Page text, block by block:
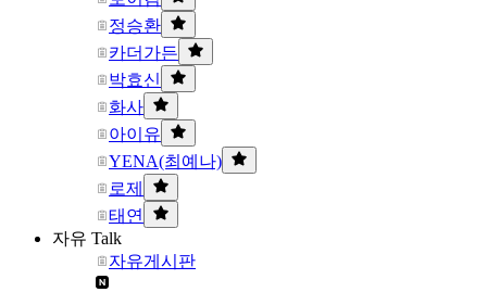
정승환
카더가든
박효신
화사
아이유
YENA(최예나)
로제
태연
자유 Talk
자유게시판